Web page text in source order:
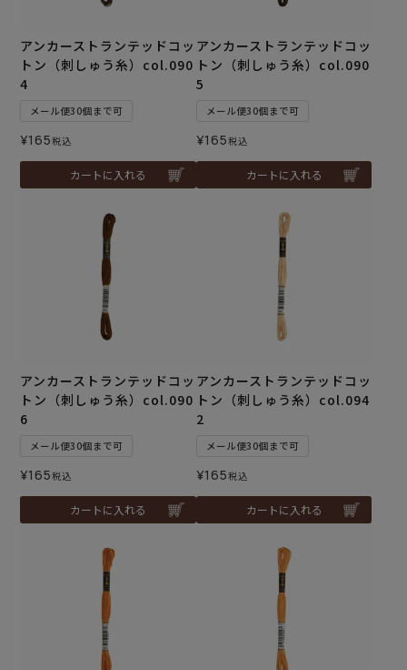
アンカーストランテッドコッ
トン（刺しゅう糸）col.090
4
メール便30個まで可
¥165税込
カートに入れる
アンカーストランテッドコッ
トン（刺しゅう糸）col.090
5
メール便30個まで可
¥165税込
カートに入れる
アンカーストランテッドコッ
トン（刺しゅう糸）col.090
6
メール便30個まで可
¥165税込
カートに入れる
アンカーストランテッドコッ
トン（刺しゅう糸）col.094
2
メール便30個まで可
¥165税込
カートに入れる